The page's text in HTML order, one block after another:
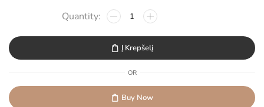
Į Krepšelį
OR
Buy Now